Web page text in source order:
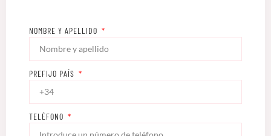
NOMBRE Y APELLIDO
PREFIJO PAÍS
TELÉFONO